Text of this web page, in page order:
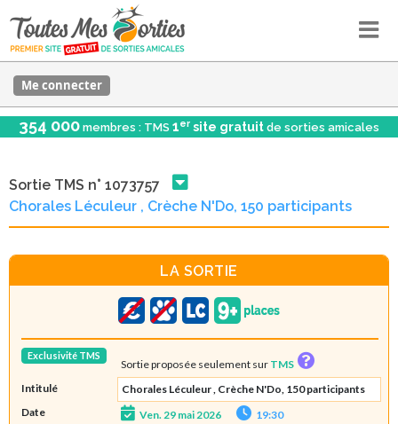
Me connecter
354 000 membres : TMS 1er site gratuit de sorties amicales
Sortie TMS n° 1073757
Chorales Léculeur , Crèche N'Do, 150 participants
LA SORTIE
Exclusivité TMS
Sortie proposée seulement sur TMS
Intitulé
Chorales Léculeur , Crèche N'Do, 150 participants
Date
Ven. 29 mai 2026
19:30